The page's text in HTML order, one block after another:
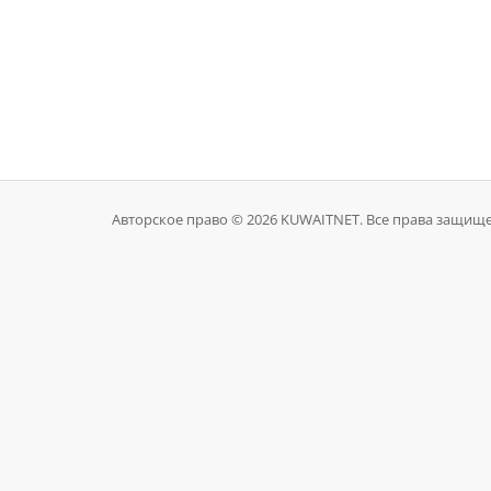
Авторское право © 2026 KUWAITNET. Все права